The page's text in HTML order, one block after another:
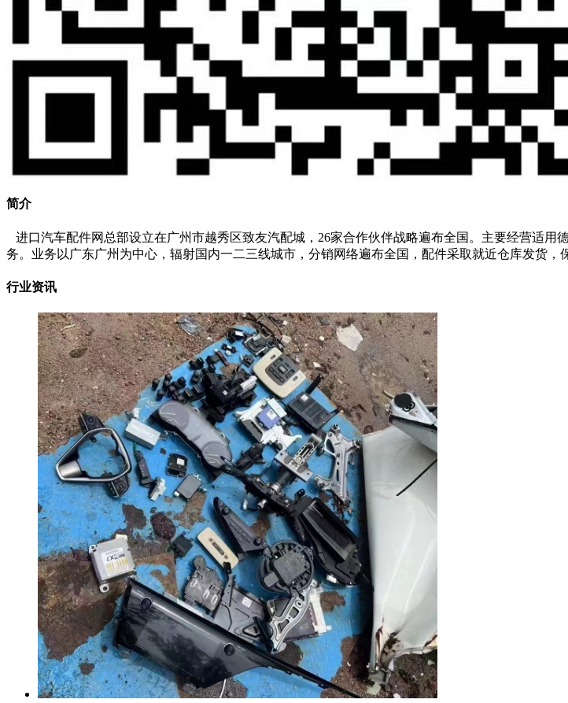
简介
进口汽车配件网总部设立在广州市越秀区致友汽配城，26家合作伙伴战略遍布全国。主要经营适用
务。业务以广东广州为中心，辐射国内一二三线城市，分销网络遍布全国，配件采取就近仓库发货，
行业资讯